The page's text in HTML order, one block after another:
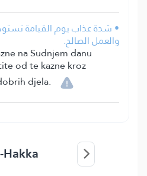
• شدة عذاب يوم القيامة
والعمل الصالح.
na Sudnjem danu
od te kazne kroz
djela.
Hakka